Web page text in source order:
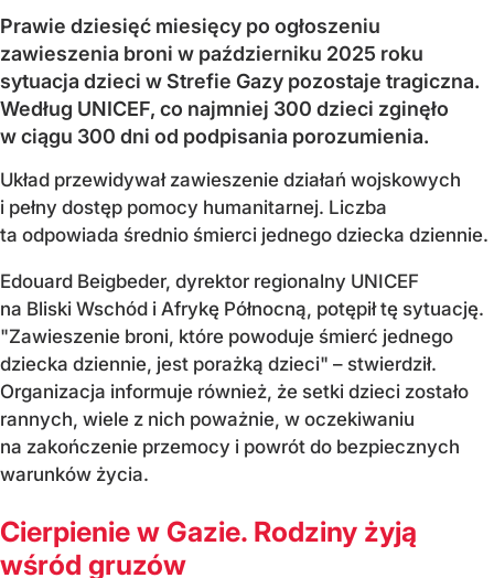
Prawie dziesięć miesięcy po ogłoszeniu
zawieszenia broni w październiku 2025 roku
sytuacja dzieci w Strefie Gazy pozostaje tragiczna.
Według UNICEF, co najmniej 300 dzieci zginęło
w ciągu 300 dni od podpisania porozumienia.
Układ przewidywał zawieszenie działań wojskowych
i pełny dostęp pomocy humanitarnej. Liczba
ta odpowiada średnio śmierci jednego dziecka dziennie.
Edouard Beigbeder, dyrektor regionalny UNICEF
na Bliski Wschód i Afrykę Północną, potępił tę sytuację.
"Zawieszenie broni, które powoduje śmierć jednego
dziecka dziennie, jest porażką dzieci" – stwierdził.
Organizacja informuje również, że setki dzieci zostało
rannych, wiele z nich poważnie, w oczekiwaniu
na zakończenie przemocy i powrót do bezpiecznych
warunków życia.
Cierpienie w Gazie. Rodziny żyją
wśród gruzów